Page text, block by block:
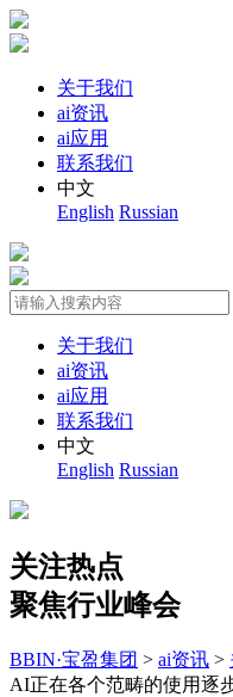
关于我们
ai资讯
ai应用
联系我们
中文
English Russian
关于我们
ai资讯
ai应用
联系我们
中文
English Russian
关注热点
聚焦行业峰会
BBIN·宝盈集团 > ai资讯 >
AI正在各个范畴的使用逐